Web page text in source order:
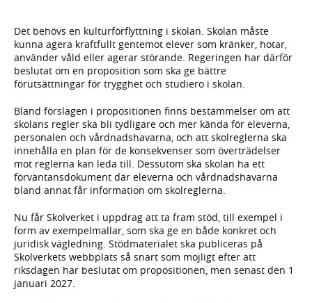
Det behövs en kulturförflyttning i skolan. Skolan måste
kunna agera kraftfullt gentemot elever som kränker, hotar,
använder våld eller agerar störande. Regeringen har därför
beslutat om en proposition som ska ge bättre
förutsättningar för trygghet och studiero i skolan.
Bland förslagen i propositionen finns bestämmelser om att
skolans regler ska bli tydligare och mer kända för eleverna,
personalen och vårdnadshavarna, och att skolreglerna ska
innehålla en plan för de konsekvenser som överträdelser
mot reglerna kan leda till. Dessutom ska skolan ha ett
förväntansdokument där eleverna och vårdnadshavarna
bland annat får information om skolreglerna.
Nu får Skolverket i uppdrag att ta fram stöd, till exempel i
form av exempelmallar, som ska ge en både konkret och
juridisk vägledning. Stödmaterialet ska publiceras på
Skolverkets webbplats så snart som möjligt efter att
riksdagen har beslutat om propositionen, men senast den 1
januari 2027.